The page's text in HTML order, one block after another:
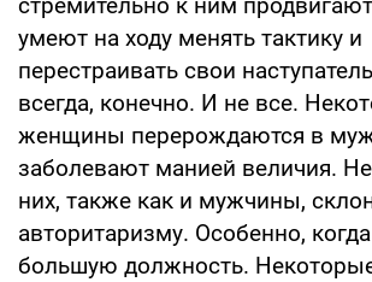
умеют на ходу менять тактику и
перестраивать свои
всегда, конечно. И не все.
женщины перерождаются в
заболевают манией величия.
них, также как и мужчины,
авторитаризму. Особенно,
большую должность.